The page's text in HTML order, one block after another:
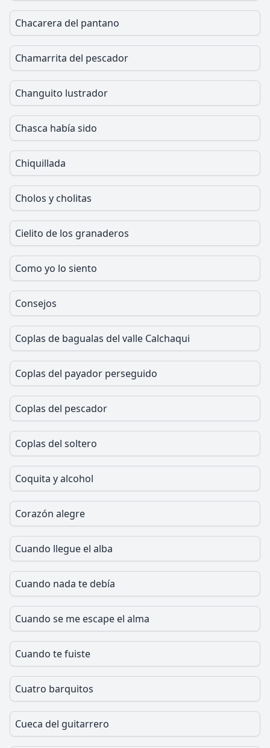
Chacarera del pantano
Chamarrita del pescador
Changuito lustrador
Chasca había sido
Chiquillada
Cholos y cholitas
Cielito de los granaderos
Como yo lo siento
Consejos
Coplas de bagualas del valle Calchaqui
Coplas del payador perseguido
Coplas del pescador
Coplas del soltero
Coquita y alcohol
Corazón alegre
Cuando llegue el alba
Cuando nada te debía
Cuando se me escape el alma
Cuando te fuiste
Cuatro barquitos
Cueca del guitarrero